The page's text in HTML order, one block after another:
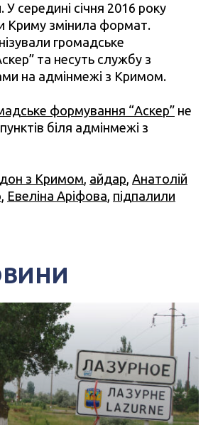
У середині січня 2016 року
Криму змінила формат.
громадське
та несуть службу з
на адмінмежі з Кримом.
формування “Аскер” не
біля адмінмежі з
з Кримом, айдар, Анатолій
, Евеліна Аріфова, підпалили